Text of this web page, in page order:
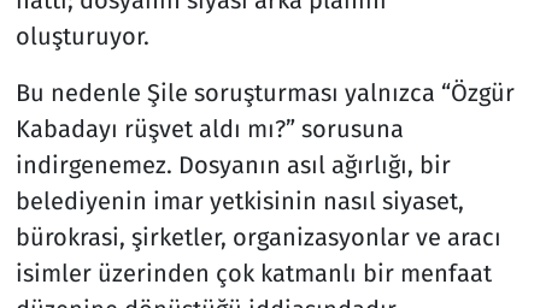
oluşturuyor.
Bu nedenle Şile soruşturması yalnızca “Özgür
Kabadayı rüşvet aldı mı?” sorusuna
indirgenemez. Dosyanın asıl ağırlığı, bir
belediyenin imar yetkisinin nasıl siyaset,
bürokrasi, şirketler, organizasyonlar ve aracı
isimler üzerinden çok katmanlı bir menfaat